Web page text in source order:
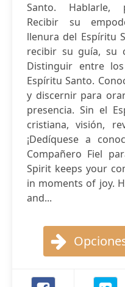
Santo. Hablarle,
Recibir su
llenura del Espíritu
recibir su guía, su
Distinguir entre
Espíritu Santo.
y discernir para
presencia. Sin el
cristiana, visión,
¡Dedíquese a
Compañero Fiel
Spirit keeps your
in moments of joy.
and...